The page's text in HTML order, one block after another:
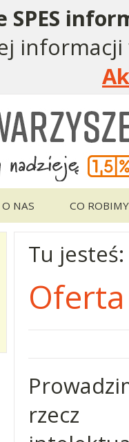
SPES
O NAS CO ROBIMY
Tu jesteś:
rzecz